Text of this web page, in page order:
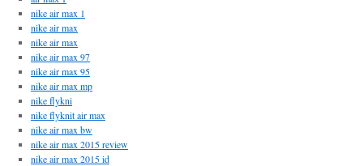
nike air max 1
nike air max
nike air max
nike air max 97
nike air max 95
nike air max mp
nike flykni
nike flyknit air max
nike air max bw
nike air max 2015 review
nike air max 2015 id